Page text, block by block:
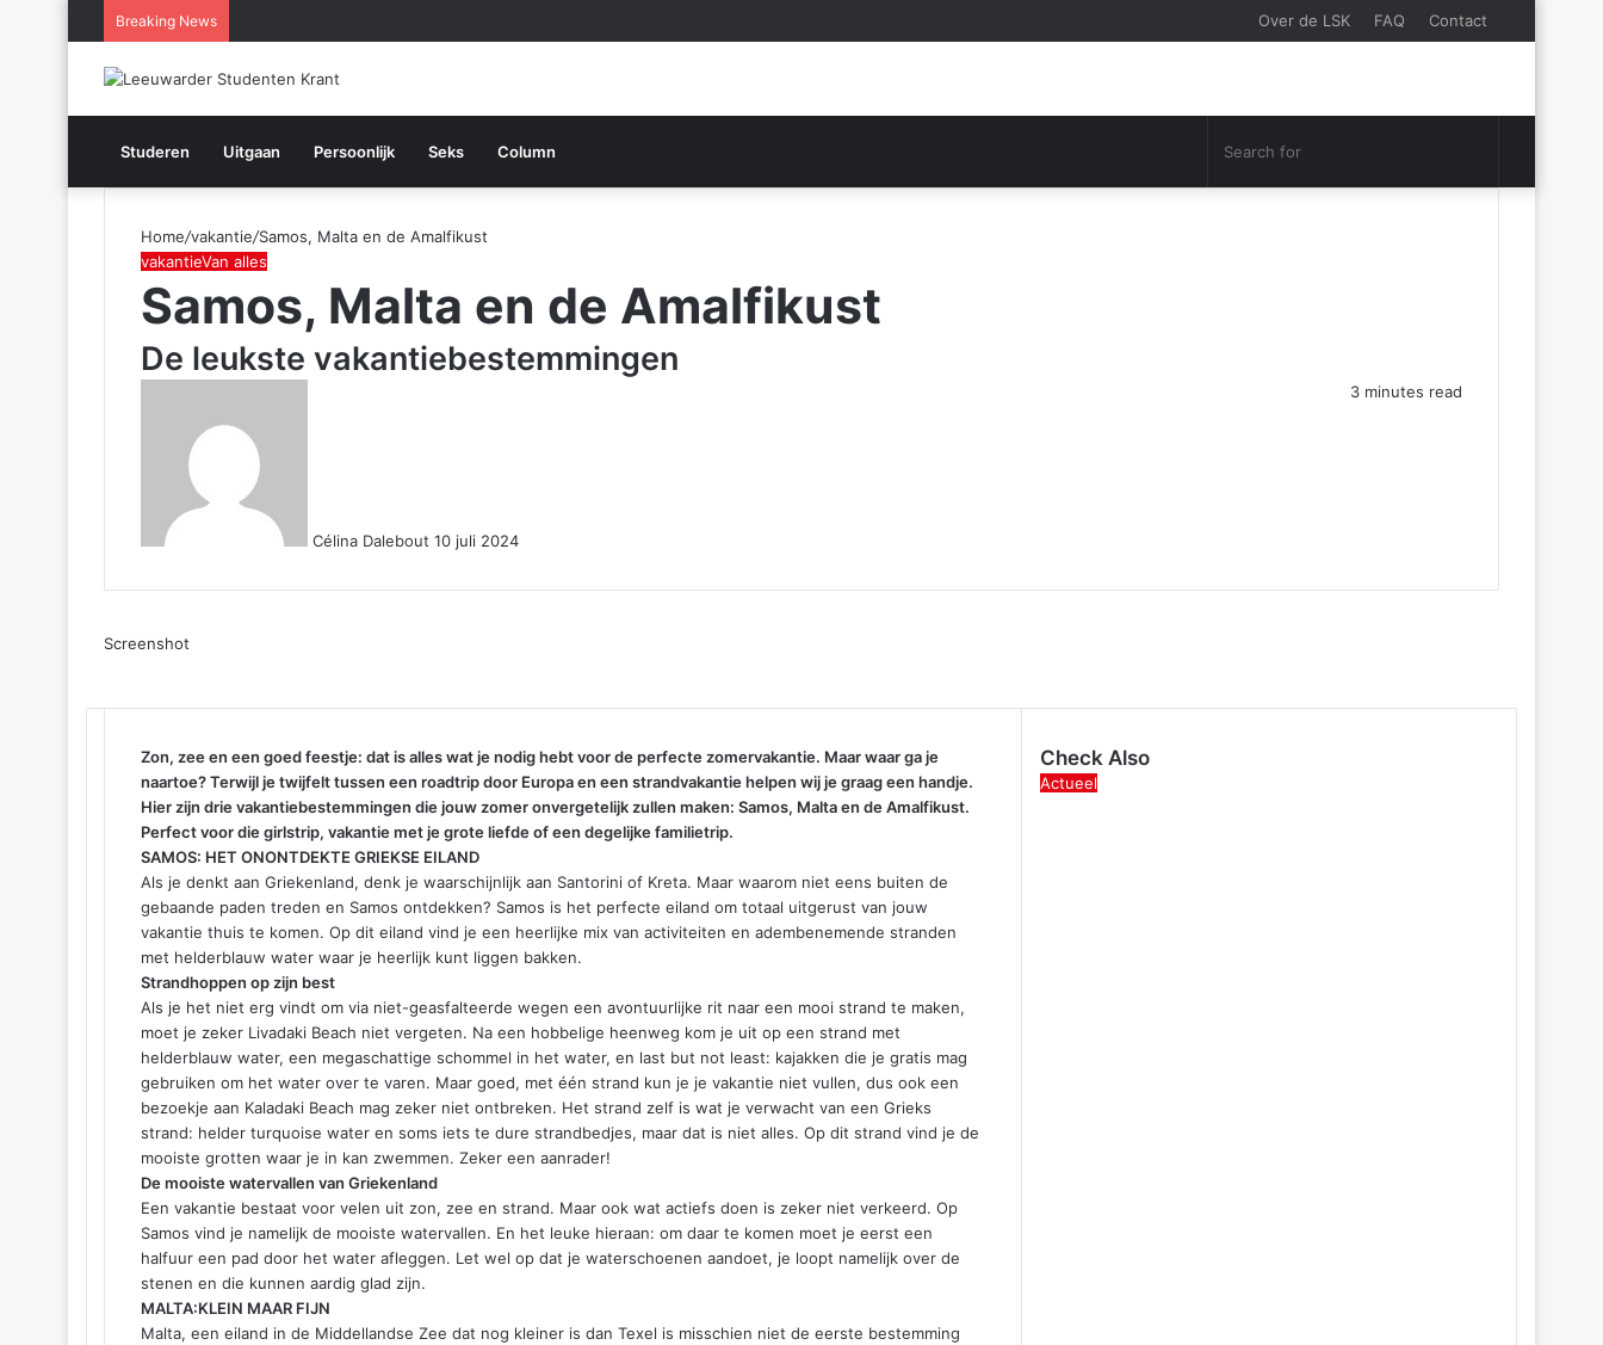
Breaking News Over de LSK FAQ
Contact
Studeren Uitgaan Persoonlijk Seks Column Random
Home/vakantie/Samos, Malta en de Amalfikust
vakantieVan alles
Samos, Malta en de Amalfikust
De leukste vakantiebestemmingen
Célina Dalebout 10 juli 2024
3 minutes read
Screenshot
Facebook
Twitter
LinkedIn
Tumblr
Pinterest
Reddit
WhatsApp
Zon, zee en een goed feestje: dat is alles wat je nodig hebt voor de perfecte zomervakantie. Maar waar ga je
naartoe? Terwijl je twijfelt tussen een roadtrip door Europa en een strandvakantie helpen wij je graag een handje.
Hier zijn drie vakantiebestemmingen die jouw zomer onvergetelijk zullen maken: Samos, Malta en de Amalfikust.
Perfect voor die girlstrip, vakantie met je grote liefde of een degelijke familietrip.
SAMOS: HET ONONTDEKTE GRIEKSE EILAND
Als je denkt aan Griekenland, denk je waarschijnlijk aan Santorini of Kreta. Maar waarom niet eens buiten de
gebaande paden treden en Samos ontdekken? Samos is het perfecte eiland om totaal uitgerust van jouw
vakantie thuis te komen. Op dit eiland vind je een heerlijke mix van activiteiten en adembenemende stranden
met helderblauw water waar je heerlijk kunt liggen bakken.
Strandhoppen op zijn best
Als je het niet erg vindt om via niet-geasfalteerde wegen een avontuurlijke rit naar een mooi strand te maken,
moet je zeker Livadaki Beach niet vergeten. Na een hobbelige heenweg kom je uit op een strand met
helderblauw water, een megaschattige schommel in het water, en last but not least: kajakken die je gratis mag
gebruiken om het water over te varen. Maar goed, met één strand kun je je vakantie niet vullen, dus ook een
bezoekje aan Kaladaki Beach mag zeker niet ontbreken. Het strand zelf is wat je verwacht van een Grieks
strand: helder turquoise water en soms iets te dure strandbedjes, maar dat is niet alles. Op dit strand vind je de
mooiste grotten waar je in kan zwemmen. Zeker een aanrader!
De mooiste watervallen van Griekenland
Een vakantie bestaat voor velen uit zon, zee en strand. Maar ook wat actiefs doen is zeker niet verkeerd. Op
Samos vind je namelijk de mooiste watervallen. En het leuke hieraan: om daar te komen moet je eerst een
halfuur een pad door het water afleggen. Let wel op dat je waterschoenen aandoet, je loopt namelijk over de
stenen en die kunnen aardig glad zijn.
MALTA:KLEIN MAAR FIJN
Malta, een eiland in de Middellandse Zee dat nog kleiner is dan Texel is misschien niet de eerste bestemming
Check Also
Close
Actueel